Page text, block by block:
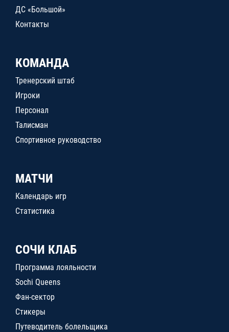
ДС «Большой»
Контакты
КОМАНДА
Тренерский штаб
Игроки
Персонал
Талисман
Спортивное руководство
МАТЧИ
Календарь игр
Статистика
СОЧИ КЛАБ
Программа лояльности
Sochi Queens
Фан-сектор
Стикеры
Путеводитель болельщика